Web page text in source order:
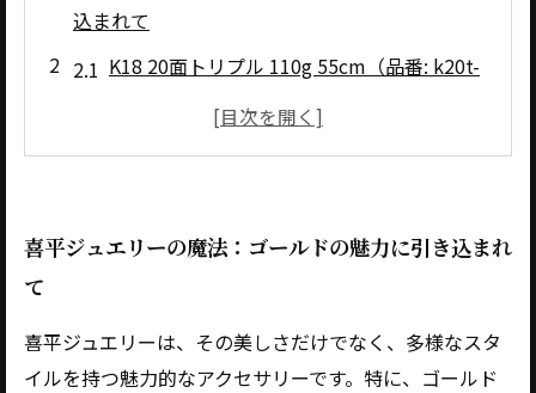
込まれて
K18 20面トリプル 110g 55cm（品番: k20t-
K18 6面カット ダブル ダイヤ ブレスレット
K18 Mカット トリプル 25g 25cm
18金 粗目 アズキ 1.50φ 25cm
喜平ジュエリーの魔法：ゴールドの魅力に引き込まれ
て
喜平ジュエリーは、その美しさだけでなく、多様なスタ
イルを持つ魅力的なアクセサリーです。特に、ゴールド